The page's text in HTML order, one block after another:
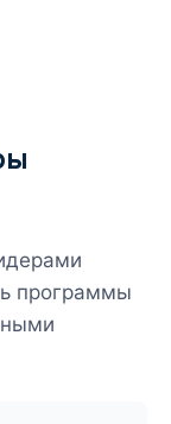
программы